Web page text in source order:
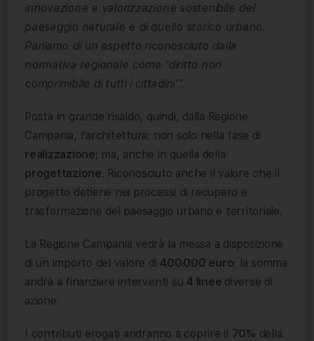
innovazione e valorizzazione sostenibile del
paesaggio naturale e di quello storico urbano.
Parliamo di un aspetto riconosciuto dalla
normativa regionale come ‘diritto non
comprimibile di tutti i cittadini'”.
Posta in grande risaldo, quindi, dalla Regione
Campania, l’architettura: non solo nella fase di
realizzazione; ma, anche in quella della
progettazione. Riconosciuto anche il valore che il
progetto detiene nei processi di recupero e
trasformazione del paesaggio urbano e territoriale.
La Regione Campania vedrà la messa a disposizione
di un importo del valore di 400.000 euro: la somma
andrà a finanziare interventi su 4 linee diverse di
azione.
I contributi erogati andranno a coprire il 70% della